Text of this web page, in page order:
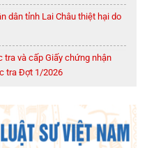
dân tỉnh Lai Châu thiệt hại do
tra và cấp Giấy chứng nhận
tra Đợt 1/2026